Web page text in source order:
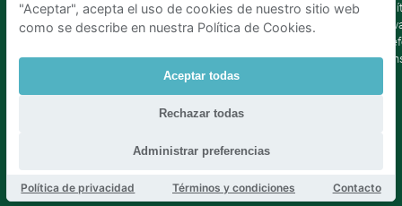
Parking Madrid La Latina|Parking Madrid Bilbao
Parking Bruselas Parking La Haya
"Aceptar", acepta el uso de cookies de nuestro sitio web
como se describe en nuestra Política de Cookies.
Aceptar todas
Rechazar todas
Administrar preferencias
Política de privacidad Términos y condiciones Contacto